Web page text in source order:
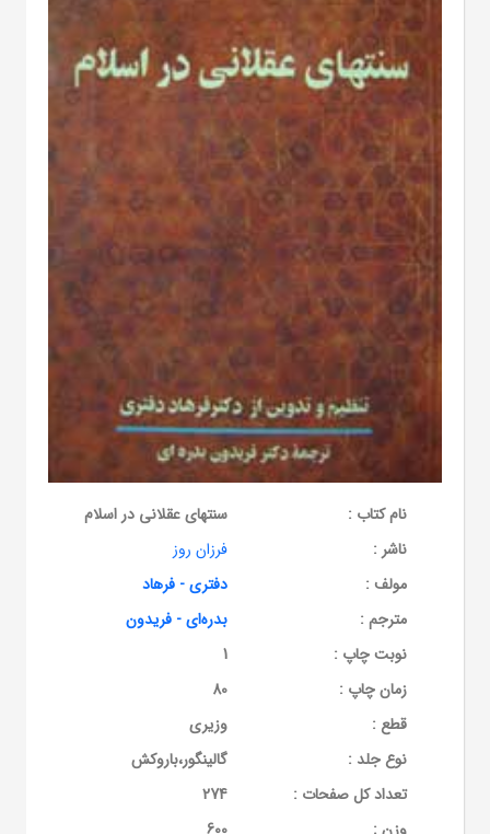
نام کتاب :
سنتهای عقلانی در اسلام
ناشر :
فرزان روز
مولف :
دفتری - فرهاد
مترجم :
بدره‌ای - فریدون
نوبت چاپ :
1
زمان چاپ :
80
قطع :
وزیری
نوع جلد :
گالینگور،باروکش
تعداد کل صفحات :
274